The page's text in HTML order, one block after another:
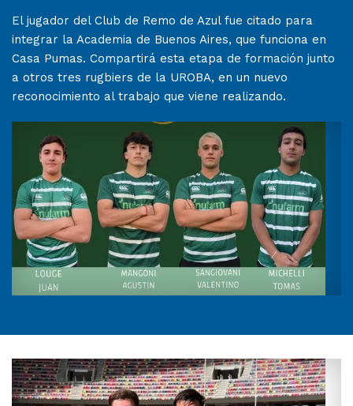
El jugador del Club de Remo de Azul fue citado para
integrar la Academia de Buenos Aires, que funciona en
Casa Pumas. Compartirá esta etapa de formación junto
a otros tres rugbiers de la UROBA, en un nuevo
reconocimiento al trabajo que viene realizando.